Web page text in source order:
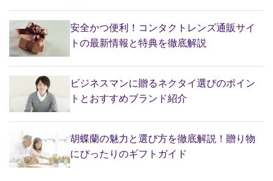
安全かつ便利！コンタクトレンズ通販サイ
トの最新情報と特典を徹底解説
ビジネスマンに贈るネクタイ選びのポイン
トとおすすめブランド紹介
胡蝶蘭の魅力と選び方を徹底解説！贈り物
にぴったりのギフトガイド